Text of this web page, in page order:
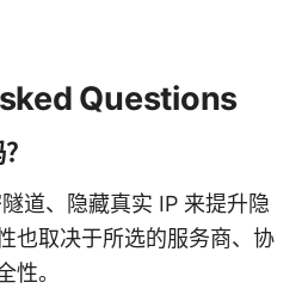
Questions
道、隐藏真实 IP 来提升隐
也取决于所选的服务商、协
性。